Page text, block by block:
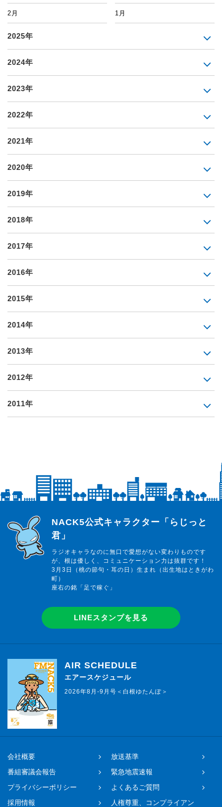
2月 1月
2025年
2024年
2023年
2022年
2021年
2020年
2019年
2018年
2017年
2016年
2015年
2014年
2013年
2012年
2011年
らじっと君
NACK5公式キャラクター「らじっと
君」
ラジオキャラなのに無口で愛想がない変わりものです
が、根は優しく、コミュニケーション力は抜群です！
3月3日（桃の節句・耳の日）生まれ（出生地はときがわ
町）
座右の銘「足で稼ぐ」
LINEスタンプを見る
AIR SCHEDULE
エアースケジュール
2026年8月-9月号＜白根ゆたんぽ＞
会社概要
放送基準
番組審議会報告
緊急地震速報
プライバシーポリシー
よくあるご質問
採用情報
人権尊重、コンプライアン